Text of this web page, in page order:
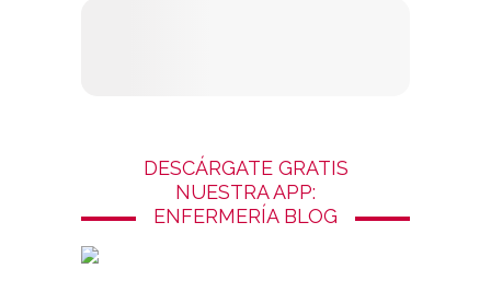
DESCÁRGATE GRATIS
NUESTRA APP:
ENFERMERÍA BLOG